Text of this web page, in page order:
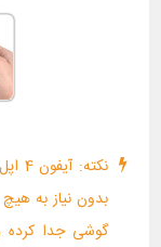
بدون نیاز به
گوشی جدا کرده